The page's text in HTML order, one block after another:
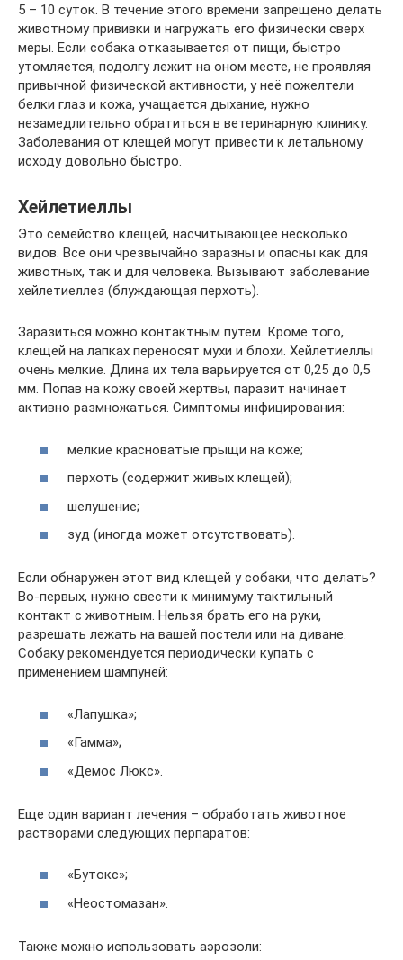
5 – 10 суток. В течение этого времени запрещено делать
животному прививки и нагружать его физически сверх
меры. Если собака отказывается от пищи, быстро
утомляется, подолгу лежит на оном месте, не проявляя
привычной физической активности, у неё пожелтели
белки глаз и кожа, учащается дыхание, нужно
незамедлительно обратиться в ветеринарную клинику.
Заболевания от клещей могут привести к летальному
исходу довольно быстро.
Хейлетиеллы
Это семейство клещей, насчитывающее несколько
видов. Все они чрезвычайно заразны и опасны как для
животных, так и для человека. Вызывают заболевание
хейлетиеллез (блуждающая перхоть).
Заразиться можно контактным путем. Кроме того,
клещей на лапках переносят мухи и блохи. Хейлетиеллы
очень мелкие. Длина их тела варьируется от 0,25 до 0,5
мм. Попав на кожу своей жертвы, паразит начинает
активно размножаться. Симптомы инфицирования:
мелкие красноватые прыщи на коже;
перхоть (содержит живых клещей);
шелушение;
зуд (иногда может отсутствовать).
Если обнаружен этот вид клещей у собаки, что делать?
Во-первых, нужно свести к минимуму тактильный
контакт с животным. Нельзя брать его на руки,
разрешать лежать на вашей постели или на диване.
Собаку рекомендуется периодически купать с
применением шампуней:
«Лапушка»;
«Гамма»;
«Демос Люкс».
Еще один вариант лечения – обработать животное
растворами следующих перпаратов:
«Бутокс»;
«Неостомазан».
Также можно использовать аэрозоли: